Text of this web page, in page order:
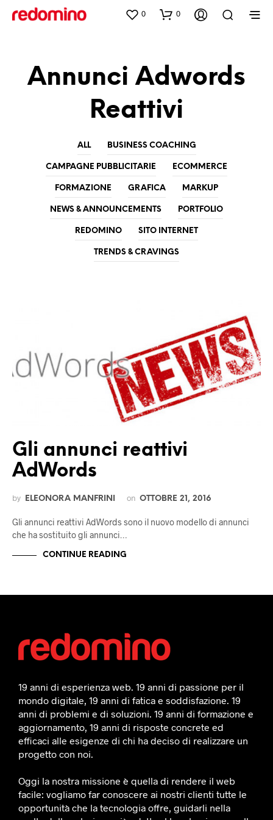
0 0
Annunci Adwords
Reattivi
ALL BUSINESS COACHING
CAMPAGNE PUBBLICITARIE ECOMMERCE
FORMAZIONE GRAFICA MARKUP
NEWS & ANNOUNCEMENTS PORTFOLIO
REDOMINO SITO INTERNET
TRENDS & CRAVINGS
Gli annunci reattivi
AdWords
by ELEONORA MANFRINI on OTTOBRE 21, 2016
Gli annunci reattivi AdWords sono il nuovo modello di annunci
che ha sostituito gli annunci…
CONTINUE READING
19 anni di esperienza web. 19 anni di passione per il
mondo digitale, 19 anni di fatica e soddisfazione. 19
anni di problemi e di soluzioni. 19 anni di formazione e
aggiornamento, 19 anni di risposte concrete ed
efficaci alle esigenze di chi ha deciso di realizzare un
progetto con noi.
Oggi la nostra missione è quella di rendere il web
facile: vogliamo far conoscere ai nostri clienti tutte le
opportunità che la tecnologia offre, guidarli nella